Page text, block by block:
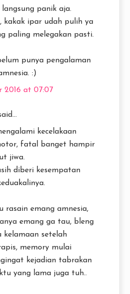
langsung panik aja.
kakak ipar udah pulih ya
paling melegakan pasti.
punya pengalaman
:)
2016 at 07:07
kecelakaan
fatal banget hampir
jiwa.
diberi kesempatan
rasain emang amnesia,
emang ga tau, bleng
kelamaan setelah
memory mulai
kejadian tabrakan
yang lama juga tuh..